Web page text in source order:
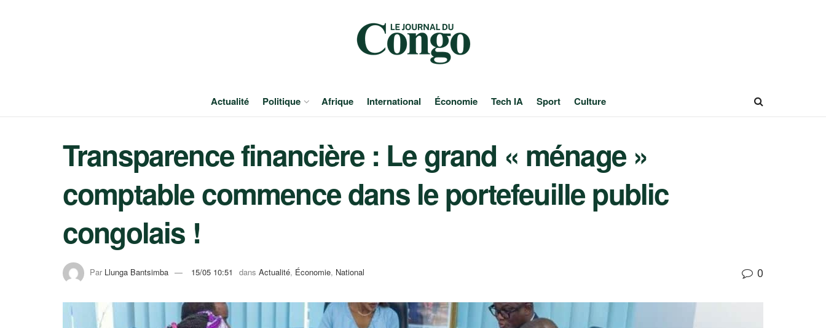
Actualité Politique Afrique International Économie Tech IA Sport Culture
Transparence financière : Le grand « ménage »
comptable commence dans le portefeuille public
congolais !
Par Llunga Bantsimba 15/05 10:51 dans Actualité, Économie, National 0